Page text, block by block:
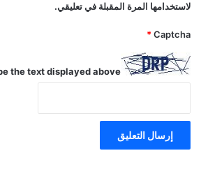
لاستخدامها المرة المقبلة في تعليقي.
Captcha
*
the text displayed above: